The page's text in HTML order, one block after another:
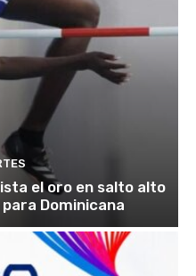
el oro en salto alto
Dominicana